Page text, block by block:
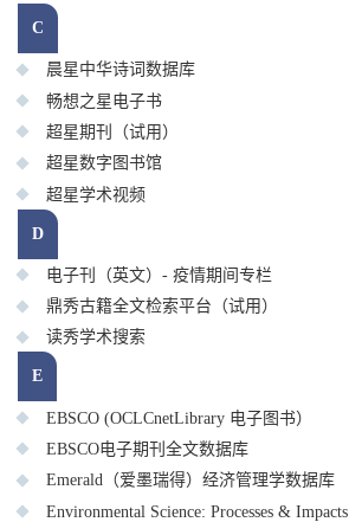
C
晨星中华诗词数据库
畅想之星电子书
超星期刊（试用）
超星数字图书馆
超星学术视频
D
电子刊（英文）- 疫情期间专栏
鼎秀古籍全文检索平台（试用）
读秀学术搜索
E
EBSCO (OCLCnetLibrary 电子图书）
EBSCO电子期刊全文数据库
Emerald（爱墨瑞得）经济管理学数据库
Environmental Science: Processes & Impacts